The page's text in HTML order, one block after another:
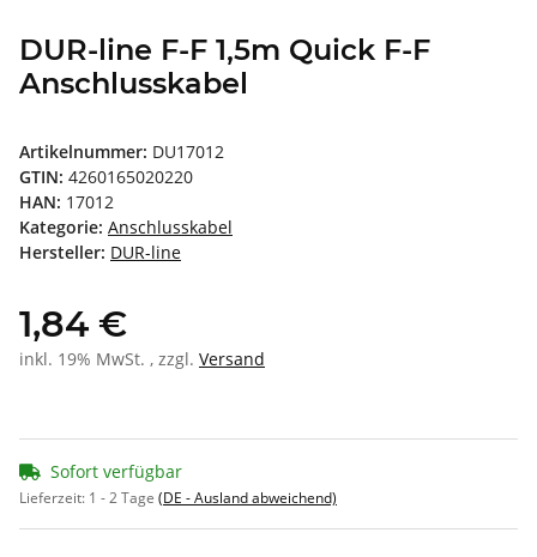
DUR-line F-F 1,5m Quick F-F
Anschlusskabel
Artikelnummer: DU17012
GTIN: 4260165020220
HAN: 17012
Kategorie: Anschlusskabel
Hersteller: DUR-line
1,84 €
inkl. 19% MwSt. , zzgl. Versand
Sofort verfügbar
Lieferzeit: 1 - 2 Tage (DE - Ausland abweichend)